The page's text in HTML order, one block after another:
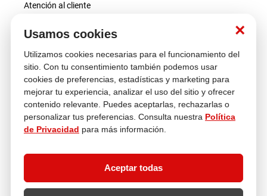
×
Usamos cookies
Utilizamos cookies necesarias para el funcionamiento del
sitio. Con tu consentimiento también podemos usar
cookies de preferencias, estadísticas y marketing para
mejorar tu experiencia, analizar el uso del sitio y ofrecer
contenido relevante. Puedes aceptarlas, rechazarlas o
personalizar tus preferencias. Consulta nuestra Política
de Privacidad para más información.
Aceptar todas
Atención al cliente